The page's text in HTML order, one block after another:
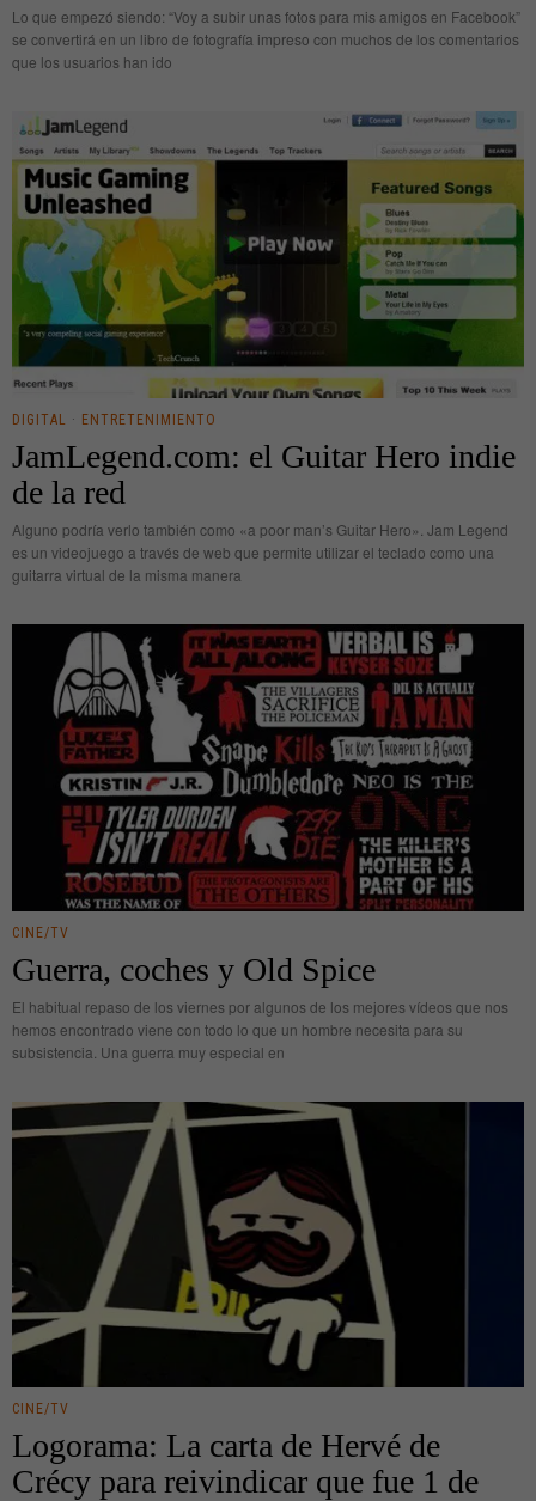
Lo que empezó siendo: “Voy a subir unas fotos para mis amigos en Facebook”
se convertirá en un libro de fotografía impreso con muchos de los comentarios
que los usuarios han ido
DIGITAL · ENTRETENIMIENTO
JamLegend.com: el Guitar Hero indie
de la red
Alguno podría verlo también como «a poor man’s Guitar Hero». Jam Legend
es un videojuego a través de web que permite utilizar el teclado como una
guitarra virtual de la misma manera
CINE/TV
Guerra, coches y Old Spice
El habitual repaso de los viernes por algunos de los mejores vídeos que nos
hemos encontrado viene con todo lo que un hombre necesita para su
subsistencia. Una guerra muy especial en
CINE/TV
Logorama: La carta de Hervé de
Crécy para reivindicar que fue 1 de